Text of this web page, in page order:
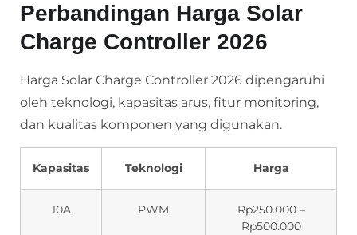
Perbandingan Harga Solar
Charge Controller 2026
Harga Solar Charge Controller 2026 dipengaruhi
oleh teknologi, kapasitas arus, fitur monitoring,
dan kualitas komponen yang digunakan.
Kapasitas Teknologi Harga
10A PWM
Rp250.000 –
Rp500.000